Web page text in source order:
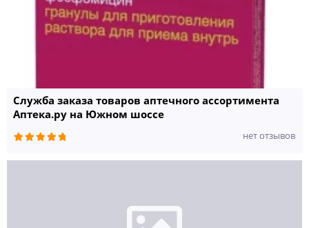
Служба заказа товаров аптечного ассортимента
Аптека.ру на Южном шоссе
нет отзывов